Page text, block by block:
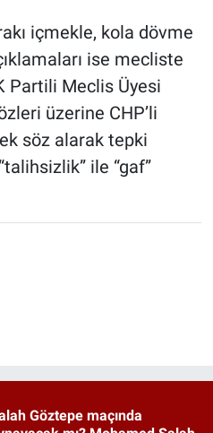
içmekle, kola dövme
ise mecliste
Partili Meclis Üyesi
üzerine CHP’li
söz alarak tepki
ile “gaf”
Göztepe maçında